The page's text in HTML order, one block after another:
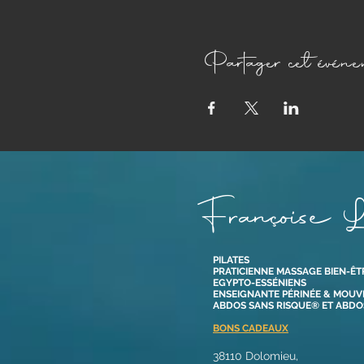
Partager cet
Françoise
PILATES
PRATICIENNE MASSAGE BIEN-
EGYPTO-ESSÉNIENS
ENSEIGNANTE PÉRINÉE &
ABDOS SANS RISQUE® ET
BONS CADEAUX
38110 Dolomieu,